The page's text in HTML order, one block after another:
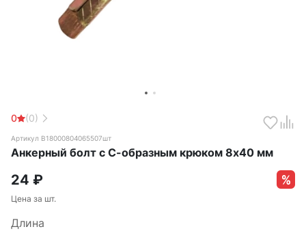
0 (0)
Артикул В18000804065507шт
Анкерный болт с С-образным крюком 8х40 мм
24 ₽
Цена за шт.
Длина